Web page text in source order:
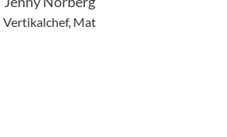
Vertikalchef, Mat